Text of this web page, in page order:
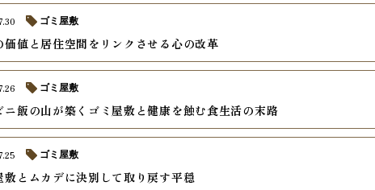
価値と居住空間をリンクさせる心の改革
ゴミ屋敷
ニ飯の山が築くゴミ屋敷と健康を蝕む食生活の末路
ゴミ屋敷
敷とムカデに決別して取り戻す平穏
ゴミ屋敷